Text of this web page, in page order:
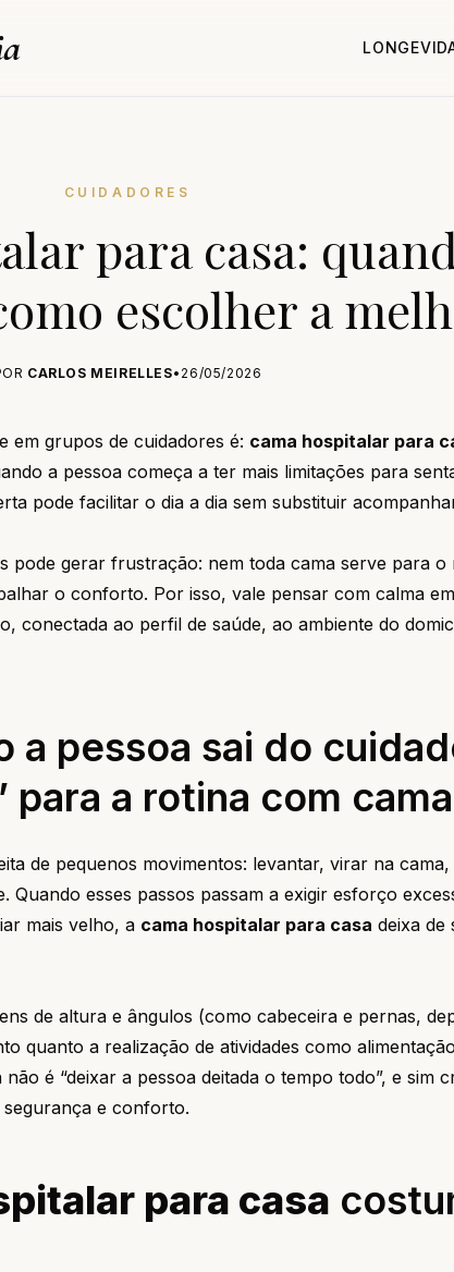
CUIDADORES
para casa:
escolher a
CARLOS MEIRELLES• 26/05/2026
em grupos de cuidadores é: cama hospitalar para
a pessoa começa a ter mais limitações para
pode facilitar o dia a dia sem substituir
pode gerar frustração: nem toda cama serve para o
o conforto. Por isso, vale pensar com calma em
conectada ao perfil de saúde, ao ambiente do
a pessoa sai do
a rotina com cama
de pequenos movimentos: levantar, virar na
Quando esses passos passam a exigir esforço
mais velho, a cama hospitalar para casa deixa de
de altura e ângulos (como cabeceira e pernas,
quanto a realização de atividades como
é “deixar a pessoa deitada o tempo todo”, e sim
e conforto.
para casa